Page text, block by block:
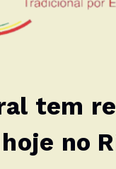
tem
no